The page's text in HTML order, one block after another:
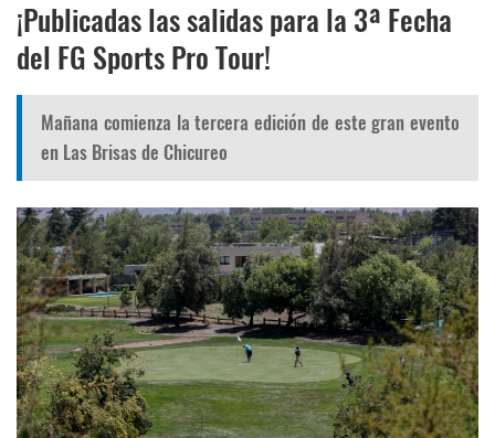
¡Publicadas las salidas para la 3ª Fecha
del FG Sports Pro Tour!
Mañana comienza la tercera edición de este gran evento
en Las Brisas de Chicureo